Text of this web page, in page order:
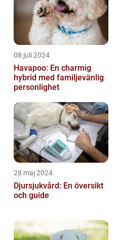
08 juli 2024
Havapoo: En charmig
hybrid med familjevänlig
personlighet
28 maj 2024
Djursjukvård: En översikt
och guide